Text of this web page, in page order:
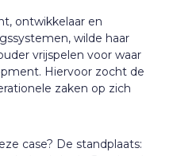
ontwikkelaar en
wilde haar
vrijspelen voor waar
Hiervoor zocht de
zaken op zich
case? De standplaats: